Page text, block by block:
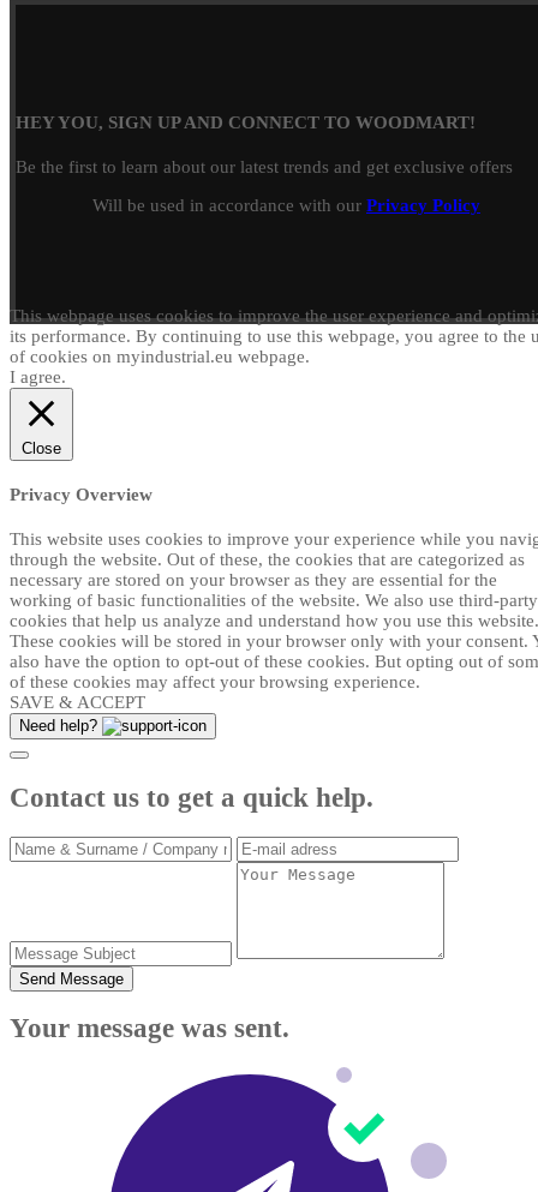
HEY YOU, SIGN UP AND CONNECT TO WOODMART!
Be the first to learn about our latest trends and get exclusive offers
Will be used in accordance with our Privacy Policy
This webpage uses cookies to improve the user experience and
its performance. By continuing to use this webpage, you agree to the
of cookies on myindustrial.eu webpage.
I agree.
Close
Privacy Overview
This website uses cookies to improve your experience while you
through the website. Out of these, the cookies that are categorized as
necessary are stored on your browser as they are essential for the
working of basic functionalities of the website. We also use third-party
cookies that help us analyze and understand how you use this website.
These cookies will be stored in your browser only with your consent.
also have the option to opt-out of these cookies. But opting out of
of these cookies may affect your browsing experience.
SAVE & ACCEPT
Need help?
Contact us to get a quick help.
Send Message
Your message was sent.